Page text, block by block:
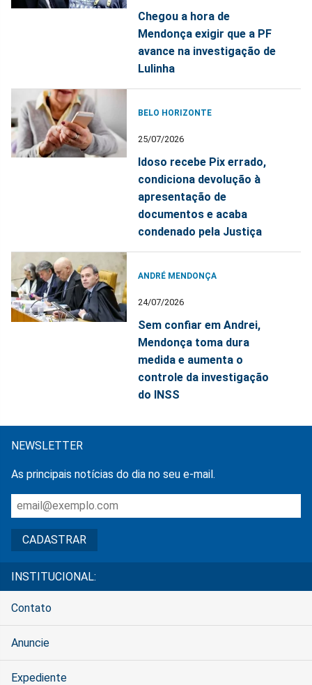
Chegou a hora de
Mendonça exigir que a PF
avance na investigação de
Lulinha
BELO HORIZONTE
25/07/2026
Idoso recebe Pix errado,
condiciona devolução à
apresentação de
documentos e acaba
condenado pela Justiça
ANDRÉ MENDONÇA
24/07/2026
Sem confiar em Andrei,
Mendonça toma dura
medida e aumenta o
controle da investigação
do INSS
NEWSLETTER
As principais notícias do dia no seu e-mail.
INSTITUCIONAL:
Contato
Anuncie
Expediente